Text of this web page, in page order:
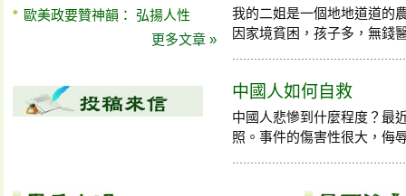
歐美政要贊神韻： 弘揚人性
更多文章 »
我的二姐是一個地地道道的
因家境貧困，孩子多，無錢
中國人如何自救
中國人悲慘到什麼程度？最
照。事件的傷害性很大，侮